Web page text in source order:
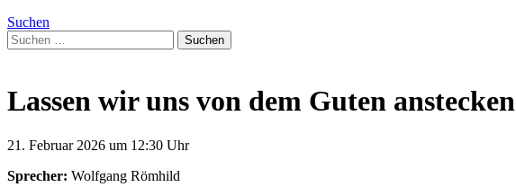
Suchen
Suchen
nach:
Lassen wir uns von dem Guten anstecken
21. Februar 2026 um 12:30 Uhr
Sprecher: Wolfgang Römhild